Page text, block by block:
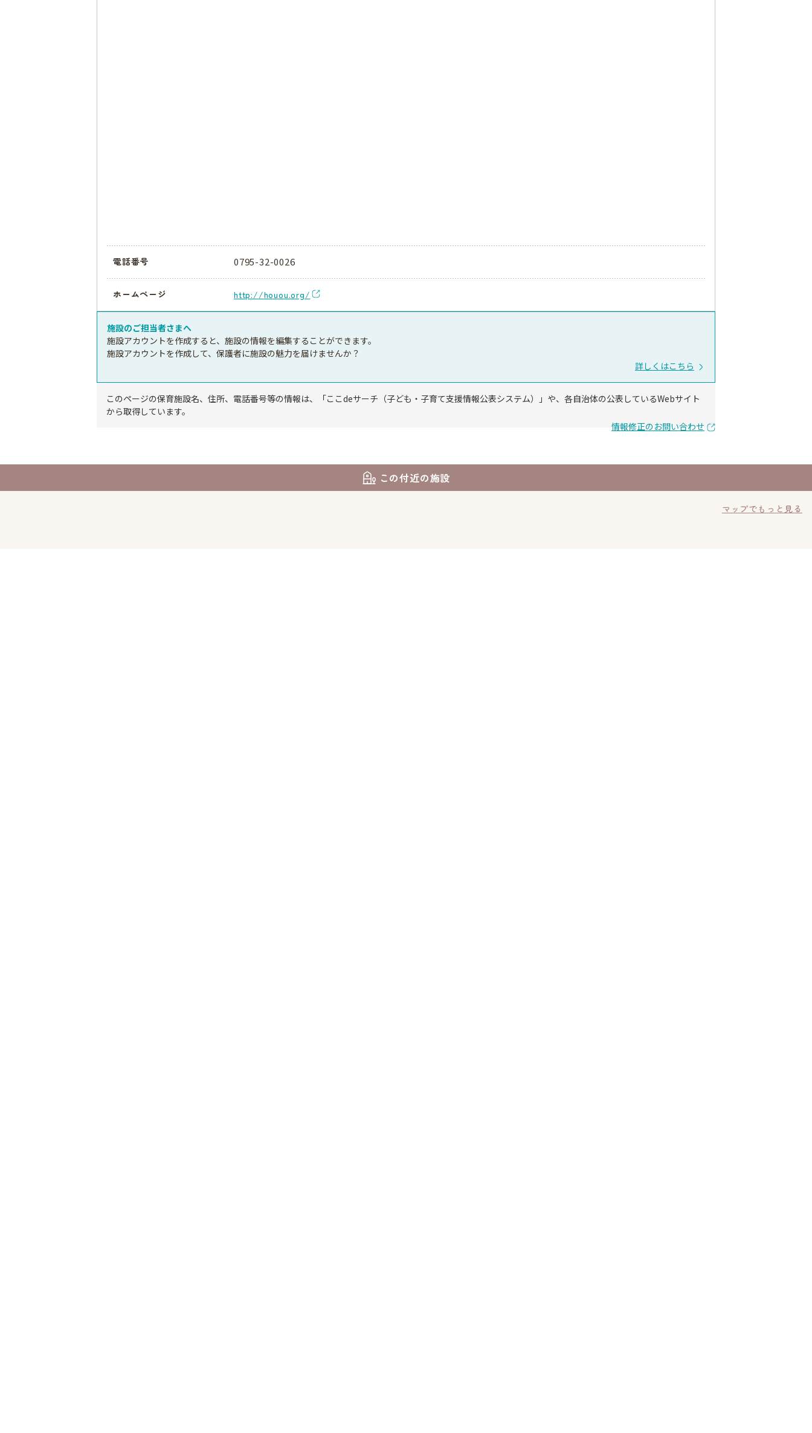
電話番号 0795-32-0026
ホームページ http://houou.org/
施設のご担当者さまへ
施設アカウントを作成すると、施設の情報を編集することができます。
施設アカウントを作成して、保護者に施設の魅力を届けませんか？
詳しくはこちら
このページの保育施設名、住所、電話番号等の情報は、「ここdeサーチ（子ども・子育て支援情報公表システム）」や、各自治体の公表しているWebサイト
から取得しています。
情報修正のお問い合わせ
この付近の施設
マップでもっと見る